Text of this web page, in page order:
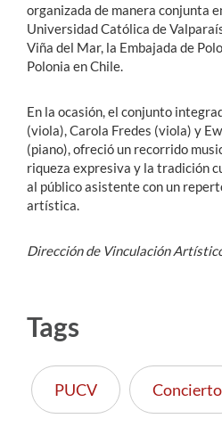
organizada de manera conjunta
Universidad Católica de
Viña del Mar, la Embajada de
Polonia en Chile.
En la ocasión, el conjunto
(viola), Carola Fredes (viola) y
(piano), ofreció un recorrido
riqueza expresiva y la tradición
al público asistente con un
artística.
Dirección de Vinculación
Tags
PUCV Concierto